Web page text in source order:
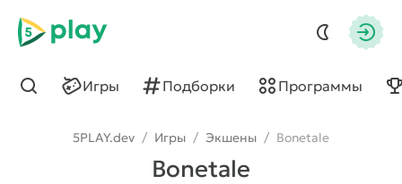
5play
Игры Подборки Программы
Найти
5PLAY.dev / Игры / Экшены / Bonetale
Bonetale